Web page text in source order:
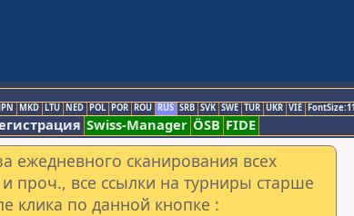
MKD LTU NED POL POR ROU RUS SRB SVK SWE TUR UKR VIE
Swiss-Manager ÖSB FIDE
ежедневного сканирования всех
проч., все ссылки на турниры старше
клика по данной кнопке :